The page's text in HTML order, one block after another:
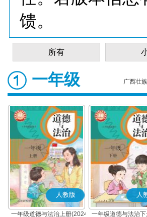
馈。
所有
一年级 广西壮
人教版
一年级道德与法治上册(2024
人
一年级道德与法治下